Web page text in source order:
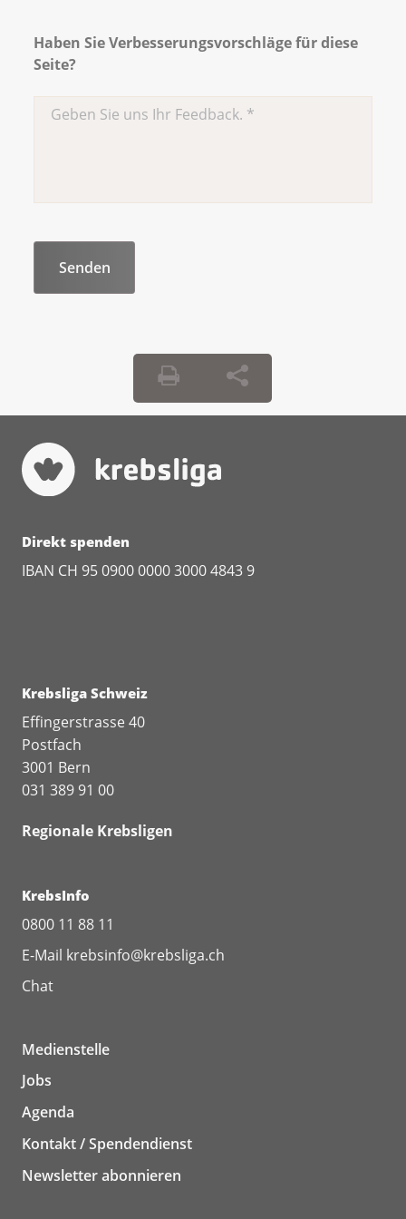
Haben Sie Verbesserungsvorschläge für diese
Seite?
Direkt spenden
IBAN CH 95 0900 0000 3000 4843 9
Krebsliga Schweiz
Effingerstrasse 40
Postfach
3001 Bern
031 389 91 00
Regionale Krebsligen
KrebsInfo
0800 11 88 11
E-Mail krebsinfo@krebsliga.ch
Chat
Medienstelle
Jobs
Agenda
Kontakt / Spendendienst
Newsletter abonnieren